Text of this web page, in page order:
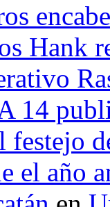
Hank
14
festejo
el año